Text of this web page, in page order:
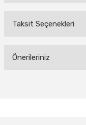
Taksit Seçenekleri
Önerileriniz